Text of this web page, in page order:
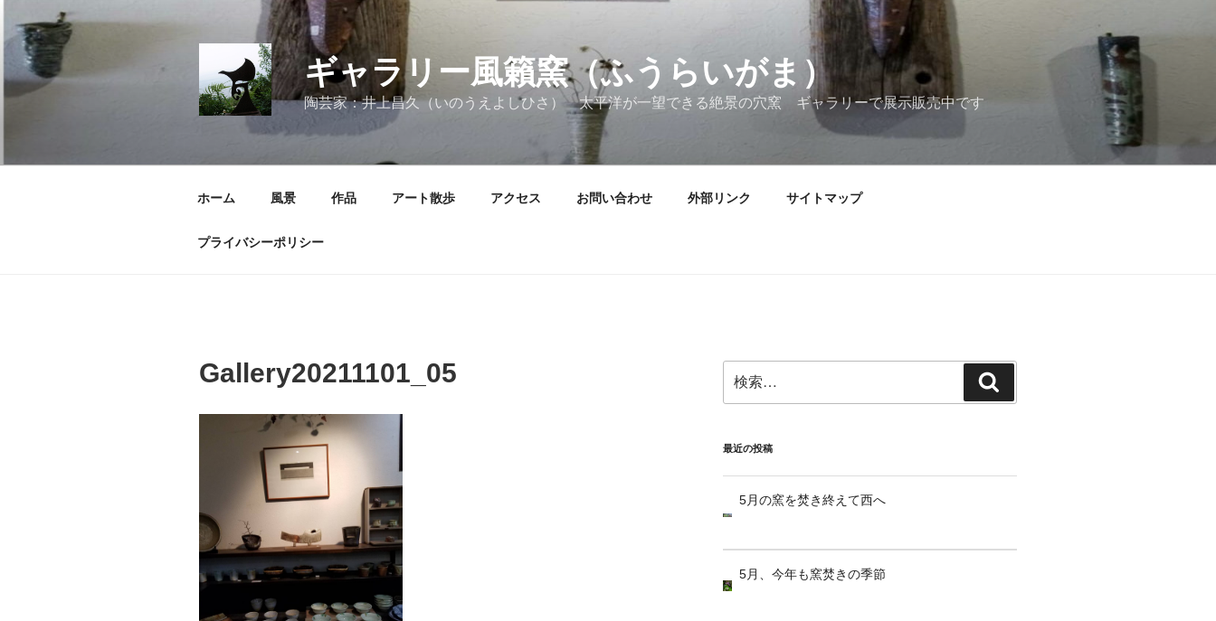
ン
ツ
キ
ギャラリー風籟窯（ふうらいがま）
陶芸家：井上昌久（いのうえよしひさ） 太平洋が一望できる絶景の穴窯 ギャラリーで展示販売中です
ホーム 風景 作品 アート散歩 アクセス お問い合わせ 外部リンク サイトマップ
プライバシーポリシー
Gallery20211101_05
索:
索
最近の投稿
5月の窯を焚き終えて西へ
5月、今年も窯焚きの季節